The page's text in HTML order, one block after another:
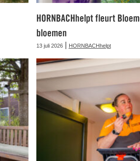
HORNBACHhelpt fleurt
bloemen
13 juli 2026| HORNBACHhelpt